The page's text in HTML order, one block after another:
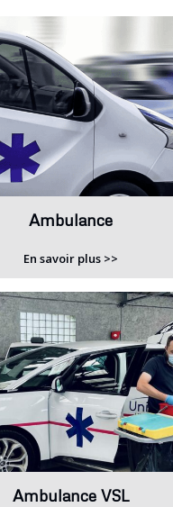
Ambulance
En savoir plus >>
Ambulance VSL